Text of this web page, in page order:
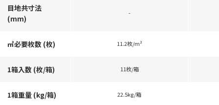
目地共寸法
(mm)
-
㎡必要枚数 (枚) 11.2枚/m²
1箱入数 (枚/箱) 11枚/箱
1箱重量 (kg/箱) 22.5kg/箱